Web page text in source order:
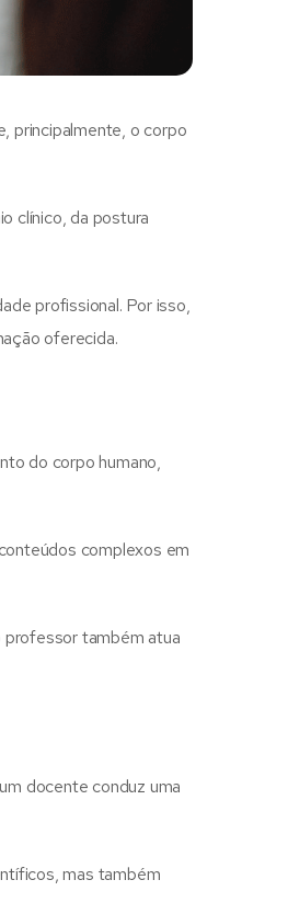
principalmente, o corpo
clínico, da postura
profissional. Por isso,
oferecida.
do corpo humano,
complexos em
professor também atua
docente conduz uma
mas também